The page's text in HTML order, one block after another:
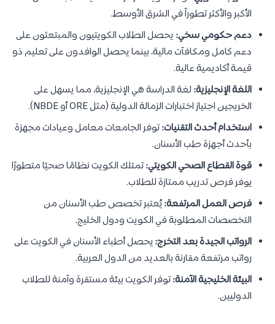
الأكبر والأكثر تطوراً في الشرق الأوسط.
دعم حكومي سخي: يحصل الطلاب الكويتيون والمبتعثون على
دعم كامل ومكافآت مالية، بينما يحصل الوافدون على تعليم ذو
قيمة أكاديمية عالية.
اللغة الإنجليزية: لغة الدراسة هي الإنجليزية، مما يسهل على
الخريجين اجتياز اختبارات الزمالة الدولية (مثل ORE أو NBDE).
استخدام أحدث التقنيات:توفر الجامعات معامل وعيادات مجهزة
بأحدث أجهزة طب الأسنان.
قوة القطاع الصحي الكويتي:تمتلك الكويت نظامًا صحيًا متطورًا
يوفر فرص تدريب ممتازة للطلاب.
فرص العمل المرتفعة:يُعتبر تخصص طب الأسنان من
التخصصات المطلوبة في الكويت ودول الخليج.
الرواتب الجيدة بعد التخرج:يحصل أطباء الأسنان في الكويت على
رواتب مرتفعة مقارنة بالعديد من الدول العربية.
البيئة الخليجية الآمنة:توفر الكويت بيئة مستقرة وآمنة للطلاب
الدوليين.